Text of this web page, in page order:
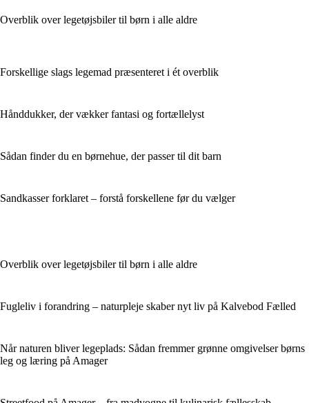
Overblik over legetøjsbiler til børn i alle aldre
Forskellige slags legemad præsenteret i ét overblik
Hånddukker, der vækker fantasi og fortællelyst
Sådan finder du en børnehue, der passer til dit barn
Sandkasser forklaret – forstå forskellene før du vælger
Overblik over legetøjsbiler til børn i alle aldre
Fugleliv i forandring – naturpleje skaber nyt liv på Kalvebod Fælled
Når naturen bliver legeplads: Sådan fremmer grønne omgivelser børns
leg og læring på Amager